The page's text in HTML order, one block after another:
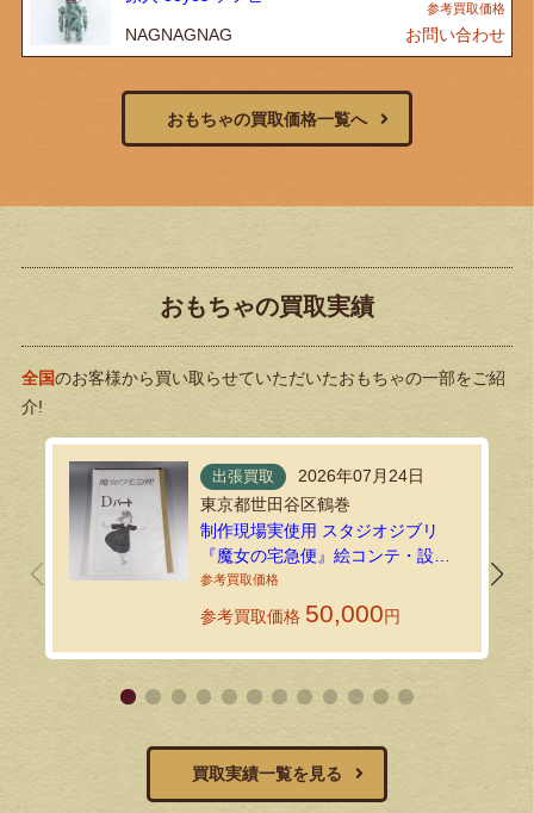
NAGNAGNAG お問い合わせ
おもちゃの買取価格一覧へ
おもちゃの買取実績
全国のお客様から買い取らせていただいたおもちゃの一部をご紹
介!
出張買取
2026年07月24日
東京都世田谷区鶴巻
制作現場実使用 スタジオジブリ
『魔女の宅急便』絵コンテ・設定
資料134枚を出張買取しました！
参考買取価格 50,000円
買取実績一覧を見る